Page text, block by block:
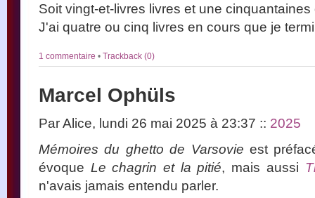
Soit vingt-et-livres livres et une
J'ai quatre ou cinq livres en cours que je
1 commentaire • Trackback (0)
Marcel Ophüls
Par Alice, lundi 26 mai 2025 à 23:37 :: 2025
Mémoires du ghetto de Varsovie est
évoque Le chagrin et la pitié, mais aussi
n'avais jamais entendu parler.